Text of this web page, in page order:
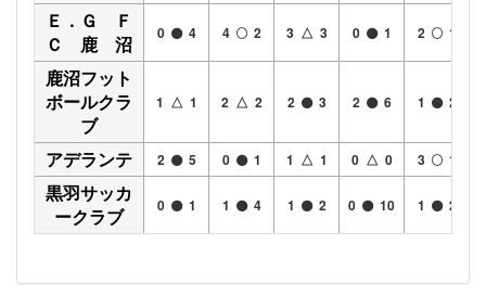
Ｅ．Ｇ Ｆ
Ｃ 鹿 沼
0 4 4 2 3 △ 3 0 1 2 1
鹿沼フット
ボールクラ
ブ
1 △ 1 2 △ 2 2 3 2 6 1 2
アデランテ 2 5 0 1 1 △ 1 0 △ 0 3 1
黒羽サッカ
ークラブ
0 1 1 4 1 2 0 10 1 2